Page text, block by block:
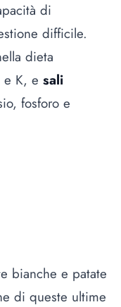
di
difficile.
dieta
K, e sali
fosforo e
bianche e patate
di queste ultime